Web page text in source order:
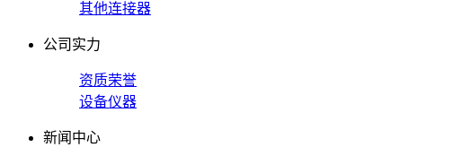
其他连接器
公司实力
资质荣誉
设备仪器
新闻中心